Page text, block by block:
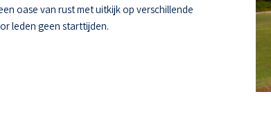
oase van rust met uitkijk op verschillende
leden geen starttijden.